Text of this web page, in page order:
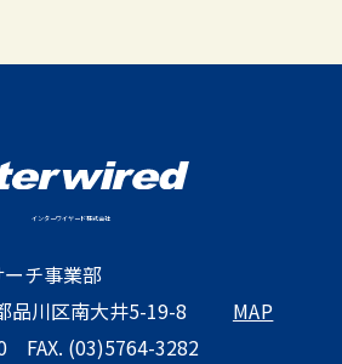
インターワイヤード株式会社
チ事業部
品川区南大井5-19-8
MAP
FAX. (03)5764-3282